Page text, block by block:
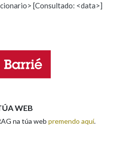
definición
[Consultado: <data>]
WEB
na túa web premendo aquí.